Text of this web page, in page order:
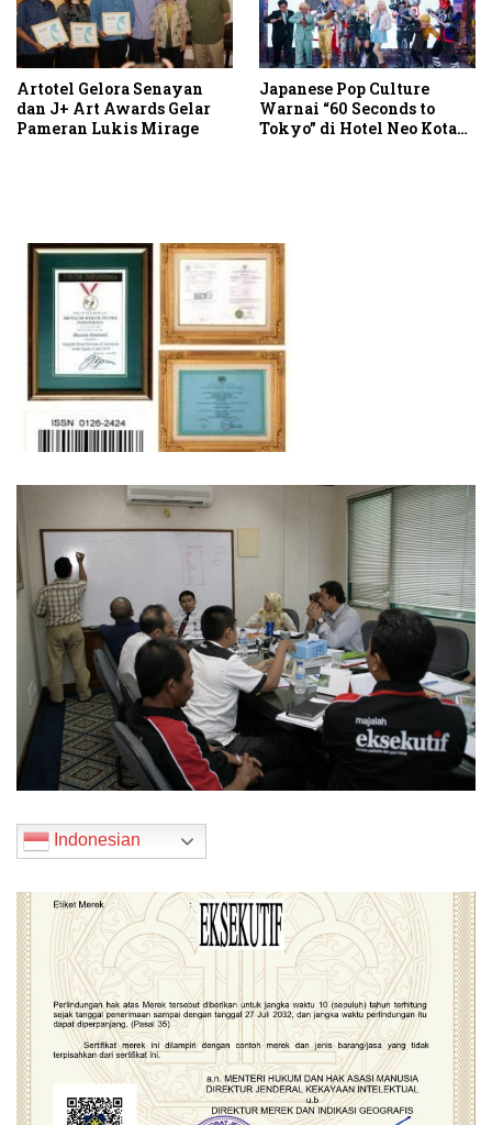
Artotel Gelora Senayan
dan J+ Art Awards Gelar
Pameran Lukis Mirage
Japanese Pop Culture
Warnai “60 Seconds to
Tokyo” di Hotel Neo Kota
Indonesian